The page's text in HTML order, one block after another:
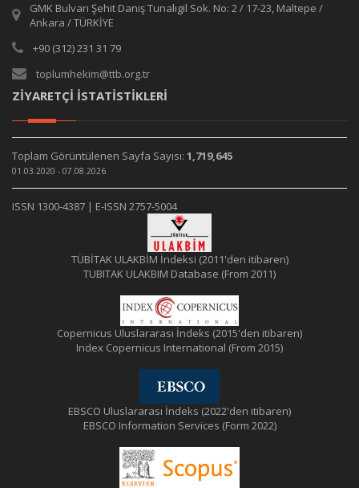
GMK Bulvarı Şehit Daniş Tunalıgil Sok. No: 2 / 17-23, Maltepe /
Ankara / TÜRKİYE
+90 (312) 231 31 79
toplumhekim@ttb.org.tr
ZİYARETÇİ İSTATİSTİKLERİ
Toplam Görüntülenen Sayfa Sayısı: 1,719,645
01.03.2020 - 07.08.2026
ISSN 1300-4387 | E-ISSN 2757-5004
TÜBİTAK ULAKBİM İndeksi (2011'den itibaren)
TUBITAK ULAKBIM Database (From 2011)
Copernicus Uluslararası İndeks (2015'den itibaren)
Index Copernicus International (From 2015)
EBSCO Uluslararası İndeks (2022'den itibaren)
EBSCO Information Services (Form 2022)